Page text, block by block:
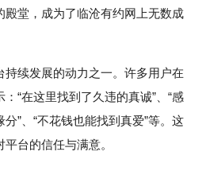
殿堂，成为了临沧有约网上无数成
持续发展的动力之一。许多用户在
“在这里找到了久违的真诚”、“感
”、“不花钱也能找到真爱”等。这
台的信任与满意。